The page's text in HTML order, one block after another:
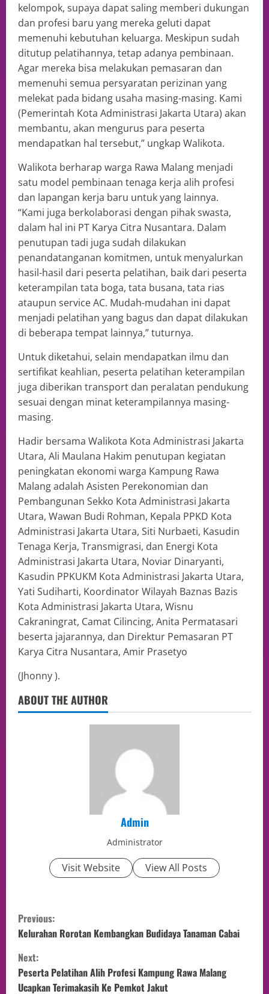
kelompok, supaya dapat saling memberi dukungan
dan profesi baru yang mereka geluti dapat
memenuhi kebutuhan keluarga. Meskipun sudah
ditutup pelatihannya, tetap adanya pembinaan.
Agar mereka bisa melakukan pemasaran dan
memenuhi semua persyaratan perizinan yang
melekat pada bidang usaha masing-masing. Kami
(Pemerintah Kota Administrasi Jakarta Utara) akan
membantu, akan mengurus para peserta
mendapatkan hal tersebut,” ungkap Walikota.
Walikota berharap warga Rawa Malang menjadi
satu model pembinaan tenaga kerja alih profesi
dan lapangan kerja baru untuk yang lainnya.
“Kami juga berkolaborasi dengan pihak swasta,
dalam hal ini PT Karya Citra Nusantara. Dalam
penutupan tadi juga sudah dilakukan
penandatanganan komitmen, untuk menyalurkan
hasil-hasil dari peserta pelatihan, baik dari peserta
keterampilan tata boga, tata busana, tata rias
ataupun service AC. Mudah-mudahan ini dapat
menjadi pelatihan yang bagus dan dapat dilakukan
di beberapa tempat lainnya,” tuturnya.
Untuk diketahui, selain mendapatkan ilmu dan
sertifikat keahlian, peserta pelatihan keterampilan
juga diberikan transport dan peralatan pendukung
sesuai dengan minat keterampilannya masing-
masing.
Hadir bersama Walikota Kota Administrasi Jakarta
Utara, Ali Maulana Hakim penutupan kegiatan
peningkatan ekonomi warga Kampung Rawa
Malang adalah Asisten Perekonomian dan
Pembangunan Sekko Kota Administrasi Jakarta
Utara, Wawan Budi Rohman, Kepala PPKD Kota
Administrasi Jakarta Utara, Siti Nurbaeti, Kasudin
Tenaga Kerja, Transmigrasi, dan Energi Kota
Administrasi Jakarta Utara, Noviar Dinaryanti,
Kasudin PPKUKM Kota Administrasi Jakarta Utara,
Yati Sudiharti, Koordinator Wilayah Baznas Bazis
Kota Administrasi Jakarta Utara, Wisnu
Cakraningrat, Camat Cilincing, Anita Permatasari
beserta jajarannya, dan Direktur Pemasaran PT
Karya Citra Nusantara, Amir Prasetyo
(Jhonny ).
ABOUT THE AUTHOR
Admin
Administrator
Visit Website View All Posts
Previous:
Kelurahan Rorotan Kembangkan Budidaya Tanaman Cabai
Next:
Peserta Pelatihan Alih Profesi Kampung Rawa Malang
Ucapkan Terimakasih Ke Pemkot Jakut